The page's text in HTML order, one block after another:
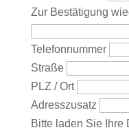
Zur Bestätigung
Telefonnummer
Straße
PLZ / Ort
Adresszusatz
Bitte laden Sie Ihre